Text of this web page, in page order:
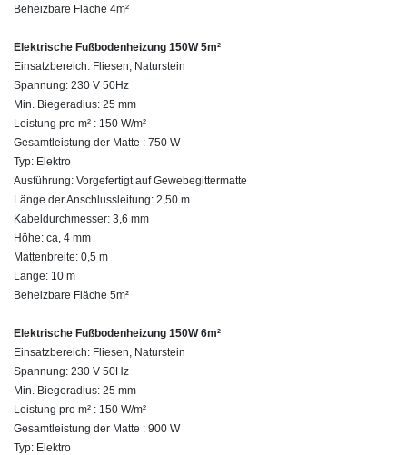
Beheizbare Fläche 4m²
Elektrische Fußbodenheizung 150W 5m²
Einsatzbereich: Fliesen, Naturstein
Spannung: 230 V 50Hz
Min. Biegeradius: 25 mm
Leistung pro m² : 150 W/m²
Gesamtleistung der Matte : 750 W
Typ: Elektro
Ausführung: Vorgefertigt auf Gewebegittermatte
Länge der Anschlussleitung: 2,50 m
Kabeldurchmesser: 3,6 mm
Höhe: ca, 4 mm
Mattenbreite: 0,5 m
Länge: 10 m
Beheizbare Fläche 5m²
Elektrische Fußbodenheizung 150W 6m²
Einsatzbereich: Fliesen, Naturstein
Spannung: 230 V 50Hz
Min. Biegeradius: 25 mm
Leistung pro m² : 150 W/m²
Gesamtleistung der Matte : 900 W
Typ: Elektro